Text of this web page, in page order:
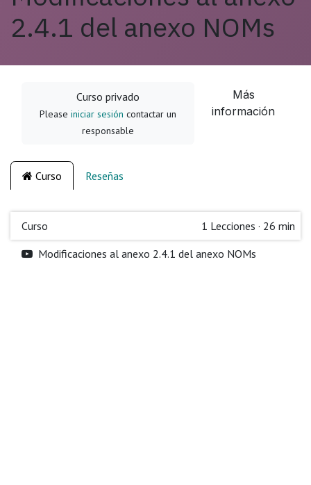
2.4.1 del anexo NOMs
Curso privado
Pleaseiniciar sesión contactar un
responsable
Más
información
Curso Reseñas
Curso 1 Lecciones · 26 min
Modificaciones al anexo 2.4.1 del anexo NOMs